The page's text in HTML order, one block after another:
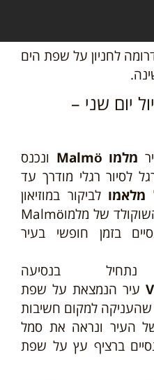
לחניון על שפת הים
יום שני –
מלמו Malmö ונכנס
לסיור רגלי מודרך עד
מלאמו לביקור במוזיאון
של מלמוMalmö
בזמן חופשי בעיר
בנסיעה
עיר הנמצאת על שפת
למקום חשיבות
של העיר ונראה את סמל
ברציף עץ על שפת